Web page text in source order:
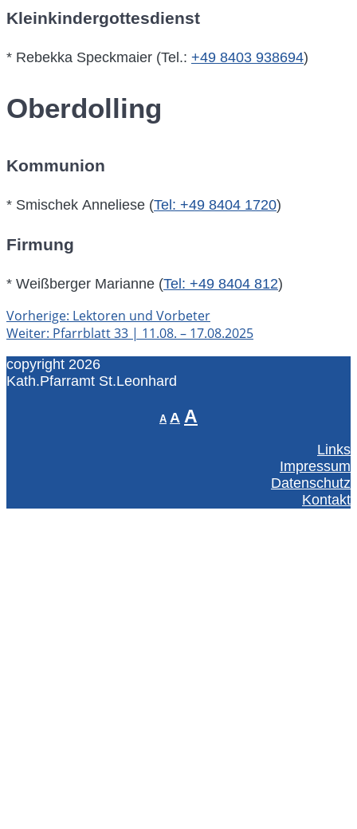
Kleinkindergottesdienst
* Rebekka Speckmaier (Tel.: +49 8403 938694)
Oberdolling
Kommunion
* Smischek Anneliese (Tel: +49 8404 1720)
Firmung
* Weißberger Marianne (Tel: +49 8404 812)
Beitragsnavigation
Vorherige: Vorheriger
Beitrag:
Lektoren und Vorbeter
Weiter: Nächster
Pfarrblatt 33 | 11.08. – 17.08.2025
copyright 2026
Kath.Pfarramt St.Leonhard
A
Decrease
font
A Reset
font
A
Links
Impressum
Datenschutz
Kontakt